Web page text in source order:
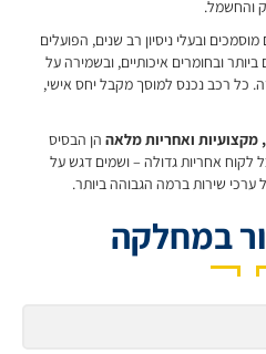
והחשמל.
ובעלי ניסיון רב שנים, הפועלים
ובחומרים איכותיים, ובשמירה על
כל רכב נכנס למוסך מקבל יחס אישי,
מקצועיות ואחריות מלאה הן הבסיס
לקוח אחריות גדולה – ושמים דגש על
שירות ברמה הגבוהה ביותר.
במחלקה